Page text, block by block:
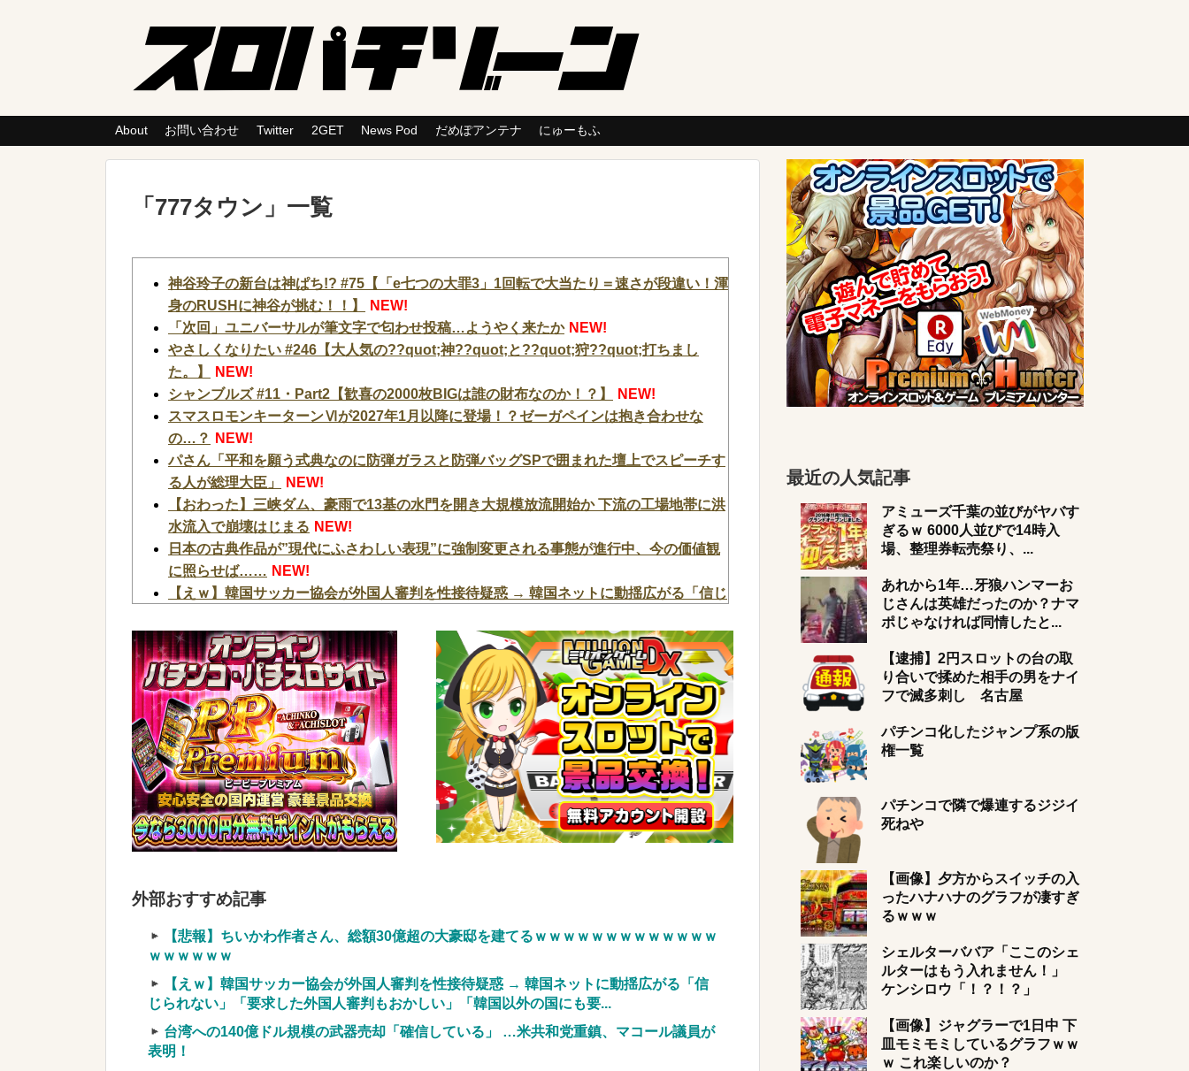
About お問い合わせ Twitter 2GET News Pod だめぽアンテナ にゅーもふ
「 777タウン 」 一覧
神谷玲子の新台は神ぱち!? #75【「e七つの大罪3」1回転で大当たり＝速さが段違い！渾
身のRUSHに神谷が挑む！！】
NEW!
「次回」ユニバーサルが筆文字で匂わせ投稿…ようやく来たか NEW!
やさしくなりたい #246【大人気の??quot;神??quot;と??quot;狩??quot;打ちまし
た。】
NEW!
シャンブルズ #11・Part2【歓喜の2000枚BIGは誰の財布なのか！？】
NEW!
スマスロモンキーターンⅥが2027年1月以降に登場！？ゼーガペインは抱き合わせな
の…？
NEW!
パさん「平和を願う式典なのに防弾ガラスと防弾バッグSPで囲まれた壇上でスピーチす
る人が総理大臣」
NEW!
【おわった】三峡ダム、豪雨で13基の水門を開き大規模放流開始か 下流の工場地帯に洪
水流入で崩壊はじまる NEW!
日本の古典作品が”現代にふさわしい表現”に強制変更される事態が進行中、今の価値観
に照らせば…… NEW!
【えｗ】韓国サッカー協会が外国人審判を性接待疑惑 → 韓国ネットに動揺広がる「信じ
5号機の時って、面白いA+ART機がたくさんあって楽しかったよなｗｗｗ NEW!
スタサポやらの固定回数系っていいよな
NEW!
スマスロモンキーターンⅥが2027年1月以降に登場！？ゼーガペインは抱き合わせな
の…？ NEW!
【画像】パチンコ屋でカスみたいなお菓子もらった
NEW!
【画像】居酒屋さん、6人で長居して会計4939円しか使わない客にお気持ち表明してし
まう←コレどっちが悪いんや？？？？？？ NEW!
【速報】北海道江別大学生殺人事件、主犯格の川口被告(19)に無期懲役の判決←これ、
妥当だと思う？？？？？？ NEW!
【仰天】X、メンエス嬢とラウンジ嬢が熾烈な女の争いを繰り広げ対戦型になってしま
だがw w w w w w w w w w w w
実質確率という罠
車上のテントでキャンプ 民泊施設が車のレンタル 五所川原 青森
名機が生まれなかった悲しい枠
外部おすすめ記事
【悲報】ちいかわ作者さん、総額30億超の大豪邸を建てるｗｗｗｗｗｗｗｗｗｗｗｗｗ
ｗｗｗｗｗｗ
【えｗ】韓国サッカー協会が外国人審判を性接待疑惑 → 韓国ネットに動揺広がる「信
じられない」「要求した外国人審判もおかしい」「韓国以外の国にも要...
台湾への140億ドル規模の武器売却「確信している」 …米共和党重鎮、マコール議員が
表明！
最近の人気記事
アミューズ千葉の並びがヤバす
ぎるｗ 6000人並びで14時入
場、整理券転売祭り、...
あれから1年…牙狼ハンマーお
じさんは英雄だったのか？ナマ
ポじゃなければ同情したと...
【逮捕】2円スロットの台の取
り合いで揉めた相手の男をナイ
フで滅多刺し 名古屋
パチンコ化したジャンプ系の版
権一覧
パチンコで隣で爆連するジジイ
死ねや
【画像】夕方からスイッチの入
ったハナハナのグラフが凄すぎ
るｗｗｗ
シェルターババア「ここのシェ
ルターはもう入れません！」
ケンシロウ「！？！？」
【画像】ジャグラーで1日中 下
皿モミモミしているグラフｗｗ
ｗ これ楽しいのか？